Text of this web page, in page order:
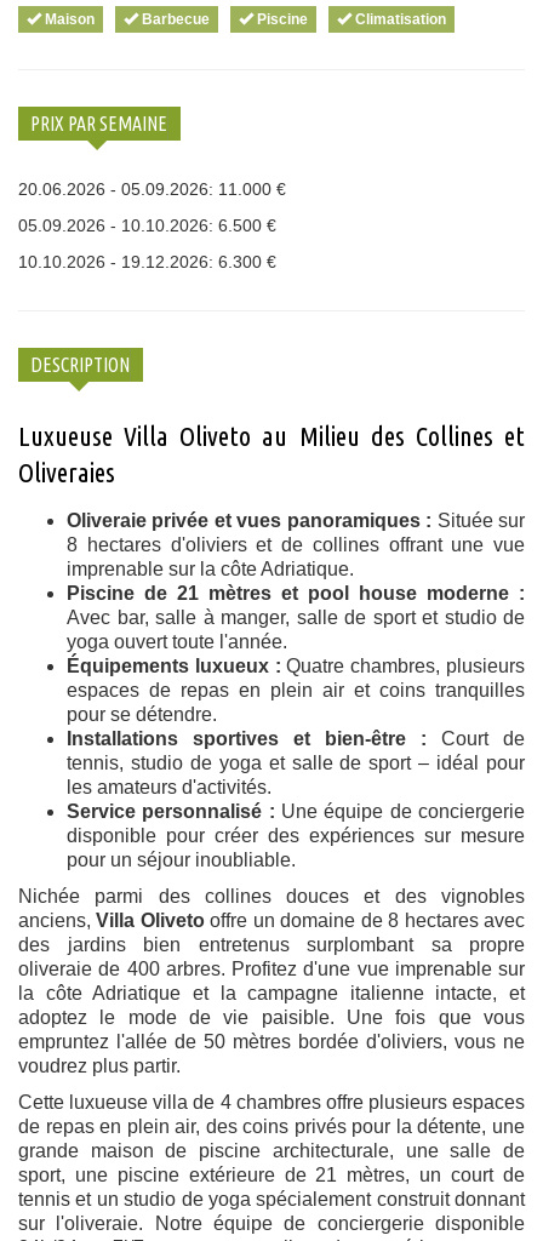
Maison Barbecue Piscine Climatisation
PRIX PAR SEMAINE
20.06.2026 - 05.09.2026: 11.000 €
05.09.2026 - 10.10.2026: 6.500 €
10.10.2026 - 19.12.2026: 6.300 €
DESCRIPTION
Luxueuse Villa Oliveto au Milieu des Collines et
Oliveraies
Oliveraie privée et vues panoramiques : Située sur
8 hectares d'oliviers et de collines offrant une vue
imprenable sur la côte Adriatique.
Piscine de 21 mètres et pool house moderne :
Avec bar, salle à manger, salle de sport et studio de
yoga ouvert toute l'année.
Équipements luxueux : Quatre chambres, plusieurs
espaces de repas en plein air et coins tranquilles
pour se détendre.
Installations sportives et bien-être : Court de
tennis, studio de yoga et salle de sport – idéal pour
les amateurs d'activités.
Service personnalisé : Une équipe de conciergerie
disponible pour créer des expériences sur mesure
pour un séjour inoubliable.
Nichée parmi des collines douces et des vignobles
anciens,Villa Olivetooffre un domaine de 8 hectares avec
des jardins bien entretenus surplombant sa propre
oliveraie de 400 arbres. Profitez d'une vue imprenable sur
la côte Adriatique et la campagne italienne intacte, et
adoptez le mode de vie paisible. Une fois que vous
empruntez l'allée de 50 mètres bordée d'oliviers, vous ne
voudrez plus partir.
Cette luxueuse villa de 4 chambres offre plusieurs espaces
de repas en plein air, des coins privés pour la détente, une
grande maison de piscine architecturale, une salle de
sport, une piscine extérieure de 21 mètres, un court de
tennis et un studio de yoga spécialement construit donnant
sur l'oliveraie. Notre équipe de conciergerie disponible